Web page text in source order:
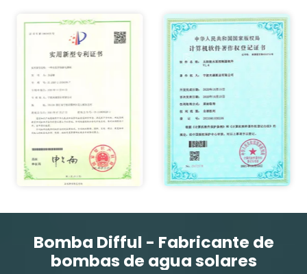
Bomba Difful - Fabricante de
bombas de agua solares